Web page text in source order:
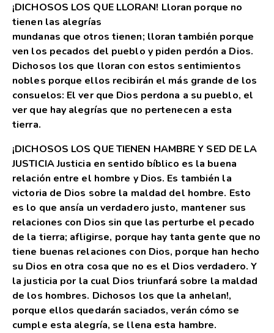
¡DICHOSOS LOS QUE LLORAN! Lloran porque no
tienen las alegrías
mundanas que otros tienen; lloran también porque
ven los pecados del pueblo y piden perdón a Dios.
Dichosos los que lloran con estos sentimientos
nobles porque ellos recibirán el más grande de los
consuelos: El ver que Dios perdona a su pueblo, el
ver que hay alegrías que no pertenecen a esta
tierra.
¡DICHOSOS LOS QUE TIENEN HAMBRE Y SED DE LA
JUSTICIA Justicia en sentido bíblico es la buena
relación entre el hombre y Dios. Es también la
victoria de Dios sobre la maldad del hombre. Esto
es lo que ansía un verdadero justo, mantener sus
relaciones con Dios sin que las perturbe el pecado
de la tierra; afligirse, porque hay tanta gente que no
tiene buenas relaciones con Dios, porque han hecho
su Dios en otra cosa que no es el Dios verdadero. Y
la justicia por la cual Dios triunfará sobre la maldad
de los hombres. Dichosos los que la anhelan!,
porque ellos quedarán saciados, verán cómo se
cumple esta alegría, se llena esta hambre.